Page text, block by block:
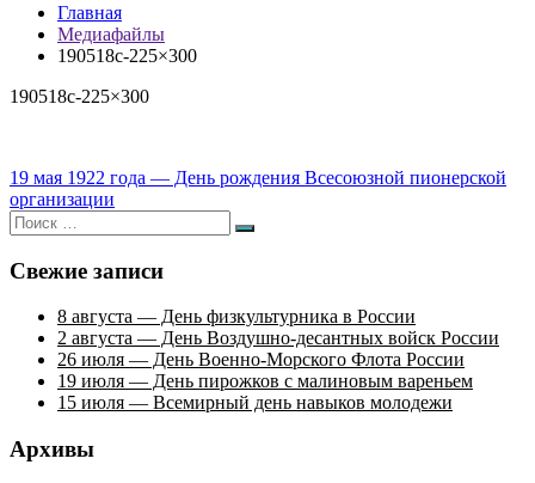
Главная
Медиафайлы
190518с-225×300
190518с-225×300
Навигация
по
записям
19 мая 1922 года — День рождения Всесоюзной пионерской
организации
Искать:
Поиск
Свежие записи
8 августа — День физкультурника в России
2 августа — День Воздушно-десантных войск России
26 июля — День Военно-Морского Флота России
19 июля — День пирожков с малиновым вареньем
15 июля — Всемирный день навыков молодежи
Архивы